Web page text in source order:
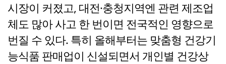
시장이 커졌고, 대전·충청지역엔 관련 제조업
체도 많아 사고 한 번이면 전국적인 영향으로
번질 수 있다. 특히 올해부터는 맞춤형 건강기
능식품 판매업이 신설되면서 개인별 건강상